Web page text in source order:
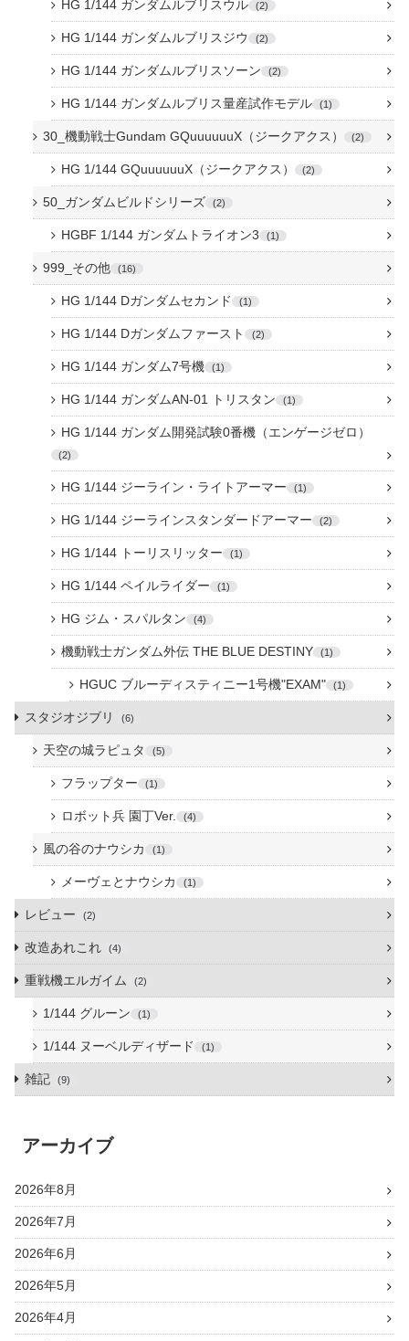
HG 1/144 ガンダムルブリスウル 2
HG 1/144 ガンダムルブリスジウ 2
HG 1/144 ガンダムルブリスソーン 2
HG 1/144 ガンダムルブリス量産試作モデル 1
30_機動戦士Gundam GQuuuuuuX（ジークアクス） 2
HG 1/144 GQuuuuuuX（ジークアクス） 2
50_ガンダムビルドシリーズ 2
HGBF 1/144 ガンダムトライオン3 1
999_その他 16
HG 1/144 Dガンダムセカンド 1
HG 1/144 Dガンダムファースト 2
HG 1/144 ガンダム7号機 1
HG 1/144 ガンダムAN-01 トリスタン 1
HG 1/144 ガンダム開発試験0番機（エンゲージゼロ）
2
HG 1/144 ジーライン・ライトアーマー 1
HG 1/144 ジーラインスタンダードアーマー 2
HG 1/144 トーリスリッター 1
HG 1/144 ペイルライダー 1
HG ジム・スパルタン 4
機動戦士ガンダム外伝 THE BLUE DESTINY 1
HGUC ブルーディスティニー1号機"EXAM" 1
スタジオジブリ 6
天空の城ラピュタ 5
フラップター 1
ロボット兵 園丁Ver. 4
風の谷のナウシカ 1
メーヴェとナウシカ 1
レビュー 2
改造あれこれ 4
重戦機エルガイム 2
1/144 グルーン 1
1/144 ヌーベルディザード 1
雑記 9
アーカイブ
2026年8月
2026年7月
2026年6月
2026年5月
2026年4月